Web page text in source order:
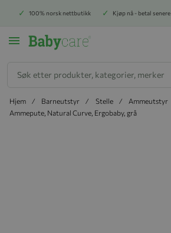
100% norsk nettbutikk Kjøp nå - betal senere
Hjem Barneutstyr Stelle
Ammeutstyr
Ammepute, Natural Curve, Ergobaby, grå